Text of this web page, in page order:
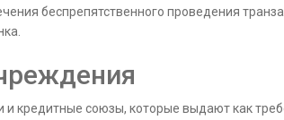
беспрепятственного проведения
кредитные союзы, которые выдают как